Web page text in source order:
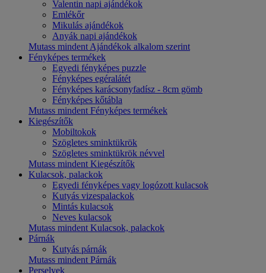
Valentin napi ajándékok
Emlékőr
Mikulás ajándékok
Anyák napi ajándékok
Mutass mindent Ajándékok alkalom szerint
Fényképes termékek
Egyedi fényképes puzzle
Fényképes egéralátét
Fényképes karácsonyfadísz - 8cm gömb
Fényképes kőtábla
Mutass mindent Fényképes termékek
Kiegészítők
Mobiltokok
Szögletes sminktükrök
Szögletes sminktükrök névvel
Mutass mindent Kiegészítők
Kulacsok, palackok
Egyedi fényképes vagy logózott kulacsok
Kutyás vizespalackok
Mintás kulacsok
Neves kulacsok
Mutass mindent Kulacsok, palackok
Párnák
Kutyás párnák
Mutass mindent Párnák
Perselyek